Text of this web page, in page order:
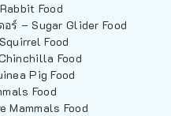
Food
ร์ – Sugar Glider Food
Food
Food
Pig Food
Food
Mammals Food